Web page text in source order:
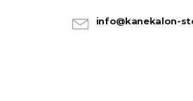
info@kanekalon-
SPÄŤ
SPÄŤ